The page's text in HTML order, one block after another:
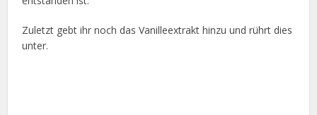
Zuletzt gebt ihr noch das Vanilleextrakt hinzu und rührt dies
unter.